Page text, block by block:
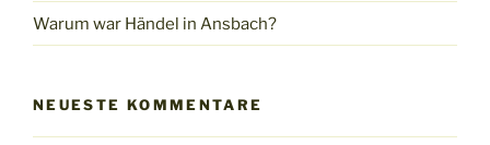
Warum war Händel in Ansbach?
NEUESTE KOMMENTARE